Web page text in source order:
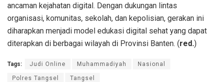
ancaman kejahatan digital. Dengan dukungan lintas
organisasi, komunitas, sekolah, dan kepolisian, gerakan ini
diharapkan menjadi model edukasi digital sehat yang dapat
diterapkan di berbagai wilayah di Provinsi Banten. (red.)
Tags: Judi Online Muhammadiyah Nasional
Polres Tangsel Tangsel